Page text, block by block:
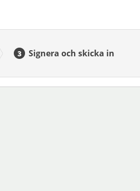
Signera och skicka in